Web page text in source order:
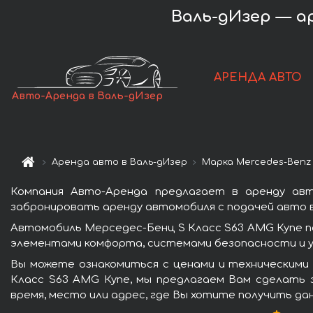
Валь-дИзер —
Авто-Аренда в Валь-дИзер
АРЕНДА АВТО
Аренда авто в Валь-дИзер Марка Mercedes-Benz
Компания Авто-Аренда предлагает в аренду
забронировать аренду автомобиля с подачей авто
Автомобиль Мерседес-Бенц S Класс S63 AMG Купе
элементами комфорта, системами безопасности и
Вы можете ознакомиться с ценами и
Класс S63 AMG Купе, мы предлагаем Вам
время, место или адрес, где Вы хотите получить